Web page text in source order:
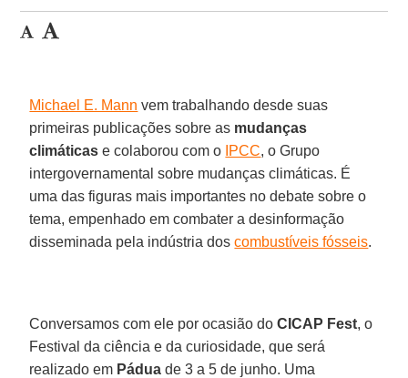
Michael E. Mann vem trabalhando desde suas
primeiras publicações sobre as mudanças
climáticas e colaborou com o IPCC, o Grupo
intergovernamental sobre mudanças climáticas. É
uma das figuras mais importantes no debate sobre o
tema, empenhado em combater a desinformação
disseminada pela indústria doscombustíveis fósseis.
Conversamos com ele por ocasião doCICAP Fest, o
Festival da ciência e da curiosidade, que será
realizado em Pádua de 3 a 5 de junho. Uma